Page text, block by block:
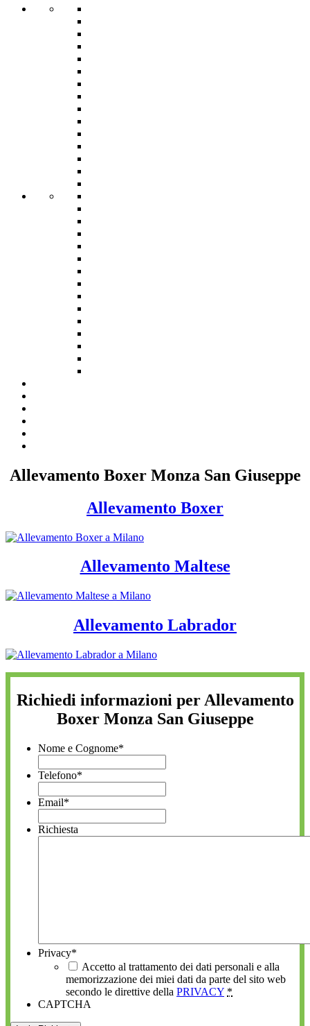
Allevamento Boxer Monza San Giuseppe
Allevamento Boxer
Allevamento Maltese
Allevamento Labrador
Richiedi informazioni per Allevamento
Boxer Monza San Giuseppe
Nome e Cognome*
Telefono*
Email*
Richiesta
Privacy*
Accetto al trattamento dei dati personali e alla
memorizzazione dei miei dati da parte del sito web
secondo le direttive della PRIVACY *
CAPTCHA